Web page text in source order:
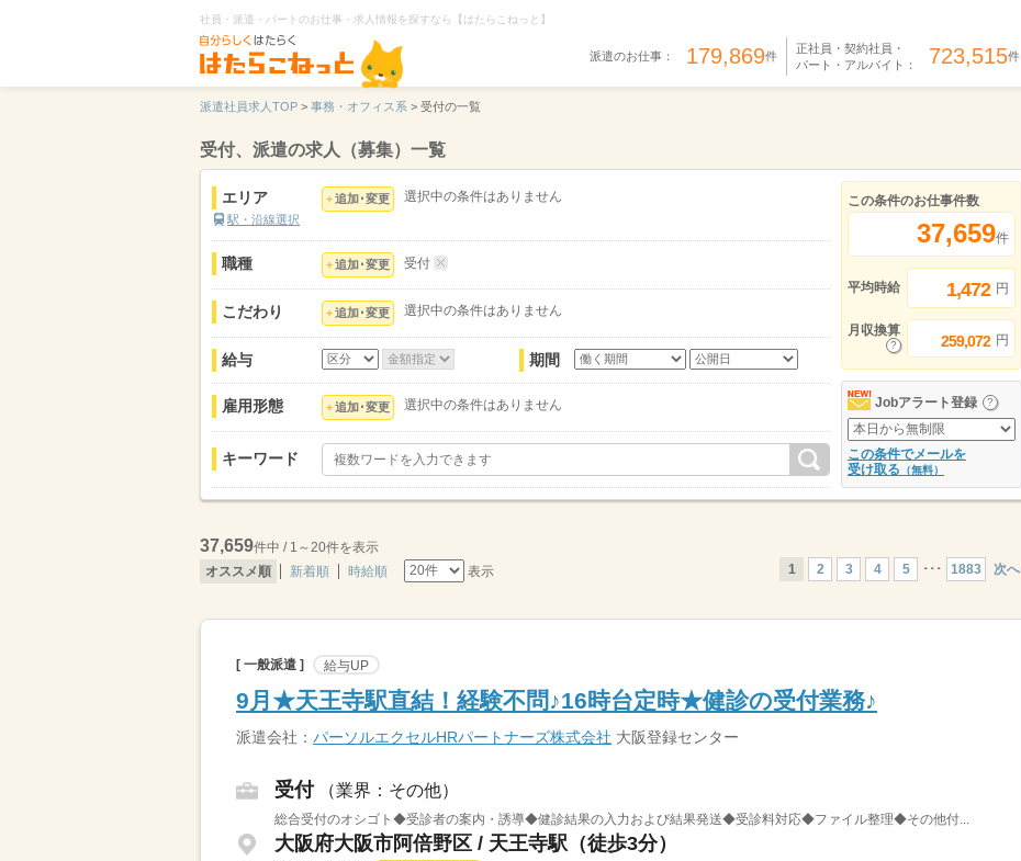
社員・派遣・パートのお仕事・求人情報を探すなら【はたらこねっと】
派遣のお仕事： 179,869件
正社員・契約社員・
パート・アルバイト： 723,515件
派遣社員求人TOP > 事務・オフィス系 > 受付の一覧
受付、派遣の求人（募集）一覧
エリア
駅・沿線選択
追加･変更 選択中の条件はありません
職種 追加･変更 受付
こだわり 追加･変更 選択中の条件はありません
給与 期間
雇用形態 追加･変更 選択中の条件はありません
キーワード
この条件のお仕事件数
37,659件
平均時給 1,472 円
月収換算
259,072 円
Jobアラート登録
この条件でメールを
受け取る （無料）
37,659件中 / 1～20件を表示
オススメ順
新着順 時給順 表示 1 2 3 4 5 ･･･ 1883 次へ
[ 一般派遣 ] 給与UP
9月★天王寺駅直結！経験不問♪16時台定時★健診の受付業務♪
派遣会社： パーソルエクセルHRパートナーズ株式会社 大阪登録センター
受付 （業界：その他）
総合受付のオシゴト◆受診者の案内・誘導◆健診結果の入力および結果発送◆受診料対応◆ファイル整理◆その他付...
大阪府大阪市阿倍野区 / 天王寺駅（徒歩3分）